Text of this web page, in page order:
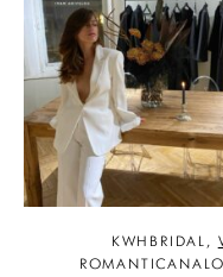
KWHBRIDAL,